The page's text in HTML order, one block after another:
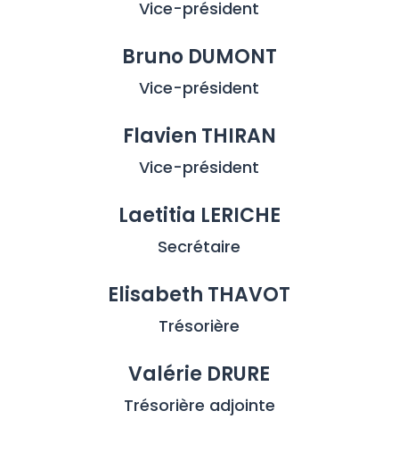
Vice-président
Bruno DUMONT
Vice-président
Flavien THIRAN
Vice-président
Laetitia LERICHE
Secrétaire
Elisabeth THAVOT
Trésorière
Valérie DRURE
Trésorière adjointe